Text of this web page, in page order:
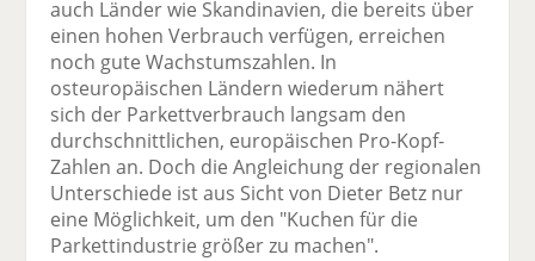
auch Länder wie Skandinavien, die bereits über
einen hohen Verbrauch verfügen, erreichen
noch gute Wachstumszahlen. In
osteuropäischen Ländern wiederum nähert
sich der Parkettverbrauch langsam den
durchschnittlichen, europäischen Pro-Kopf-
Zahlen an. Doch die Angleichung der regionalen
Unterschiede ist aus Sicht von Dieter Betz nur
eine Möglichkeit, um den "Kuchen für die
Parkettindustrie größer zu machen".